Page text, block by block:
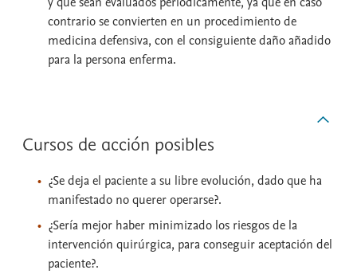
contrario se convierten en un procedimiento de
medicina defensiva, con el consiguiente daño añadido
para la persona enferma.
Cursos de acción posibles
¿Se deja el paciente a su libre evolución, dado que ha
manifestado no querer operarse?.
¿Sería mejor haber minimizado los riesgos de la
intervención quirúrgica, para conseguir aceptación del
paciente?.